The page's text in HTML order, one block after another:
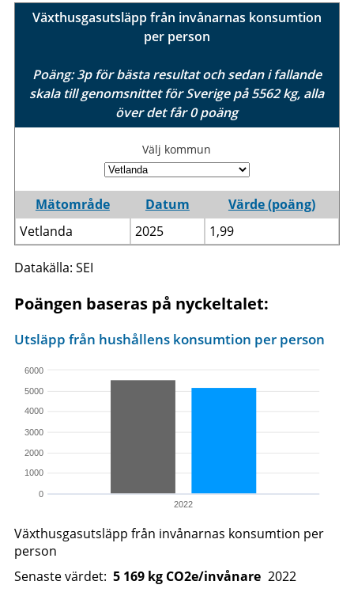
Växthusgasutsläpp från invånarnas konsumtion
per person
Poäng: 3p för bästa resultat och sedan i fallande
skala till genomsnittet för Sverige på 5562 kg, alla
över det får 0 poäng
Välj kommun
Mätområde Datum
Värde (poäng)
Vetlanda
2025 1,99
Datakälla: SEI
Poängen baseras på nyckeltalet:
2022
0
1000
2000
3000
4000
5000
6000
Utsläpp från hushållens konsumtion per person
Växthusgasutsläpp från invånarnas konsumtion per
person
Senaste värdet: 5 169kg CO2e/invånare 2022